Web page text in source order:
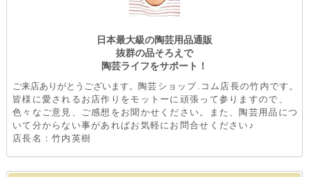
日本最大級の陶芸用品通販
抜群の品そろえで
陶芸ライフをサポート！
ご来店ありがとうございます。 陶芸ショップ.コム店長の竹内です。
皆様に愛されるお店作りをモットーに頑張って参りますので、
色々なご意見、ご感想をお聞かせください。また、陶芸用品につ
いて分からない事があればお気軽にお問合せください♪
店長名：竹内英樹